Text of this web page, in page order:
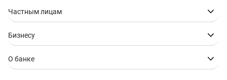
Частным лицам
Бизнесу
О банке